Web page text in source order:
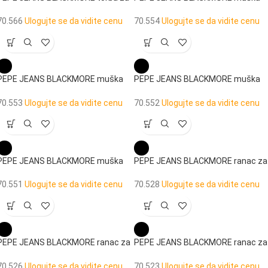
Ulogujte se da vidite cenu
70.554Ulogujte se da vidite cenu
JEANS BLACKMORE muška
Ulogujte se da vidite cenu
PEPE JEANS BLACKMORE muška
70.552 Ulogujte se da vidite cenu
JEANS BLACKMORE muška
Ulogujte se da vidite cenu
PEPE JEANS BLACKMORE ranac za
70.528 Ulogujte se da vidite cenu
JEANS BLACKMORE ranac za PEPE JEANS BLACKMORE ranac za